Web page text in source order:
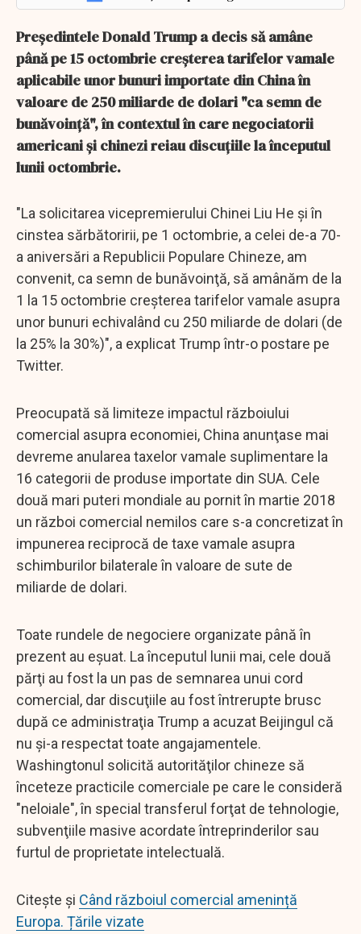
Preşedintele Donald Trump a decis să amâne
până pe 15 octombrie creşterea tarifelor vamale
aplicabile unor bunuri importate din China în
valoare de 250 miliarde de dolari "ca semn de
bunăvoinţă", în contextul în care negociatorii
americani şi chinezi reiau discuţiile la începutul
lunii octombrie.
"La solicitarea vicepremierului Chinei Liu He şi în
cinstea sărbătoririi, pe 1 octombrie, a celei de-a 70-
a aniversări a Republicii Populare Chineze, am
convenit, ca semn de bunăvoinţă, să amânăm de la
1 la 15 octombrie creşterea tarifelor vamale asupra
unor bunuri echivalând cu 250 miliarde de dolari (de
la 25% la 30%)", a explicat Trump într-o postare pe
Twitter.
Preocupată să limiteze impactul războiului
comercial asupra economiei, China anunţase mai
devreme anularea taxelor vamale suplimentare la
16 categorii de produse importate din SUA. Cele
două mari puteri mondiale au pornit în martie 2018
un război comercial nemilos care s-a concretizat în
impunerea reciprocă de taxe vamale asupra
schimburilor bilaterale în valoare de sute de
miliarde de dolari.
Toate rundele de negociere organizate până în
prezent au eșuat. La începutul lunii mai, cele două
părţi au fost la un pas de semnarea unui cord
comercial, dar discuţiile au fost întrerupte brusc
după ce administraţia Trump a acuzat Beijingul că
nu şi-a respectat toate angajamentele.
Washingtonul solicită autorităţilor chineze să
înceteze practicile comerciale pe care le consideră
"neloiale", în special transferul forţat de tehnologie,
subvenţiile masive acordate întreprinderilor sau
furtul de proprietate intelectuală.
Citește și Când războiul comercial amenință
Europa. Țările vizate